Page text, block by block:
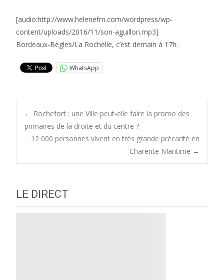
[audio:http://www.helenefm.com/wordpress/wp-
content/uploads/2016/11/son-aguillon.mp3]
Bordeaux-Bègles/La Rochelle, c’est demain à 17h.
WhatsApp
Post
navigation
← Rochefort : une Ville peut-elle faire la promo des
primaires de la droite et du centre ?
12 000 personnes vivent en très grande précarité en
Charente-Maritime →
LE DIRECT